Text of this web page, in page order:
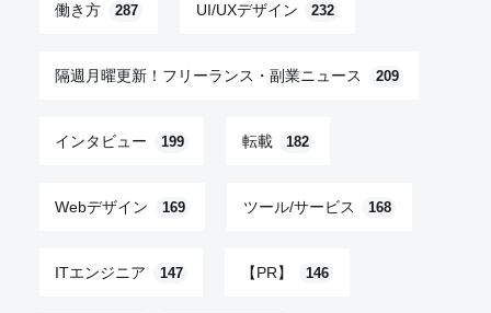
働き方 287 UI/UXデザイン 232
隔週月曜更新！フリーランス・副業ニュース 209
インタビュー 199 転載 182
Webデザイン 169 ツール/サービス 168
ITエンジニア 147 【PR】 146